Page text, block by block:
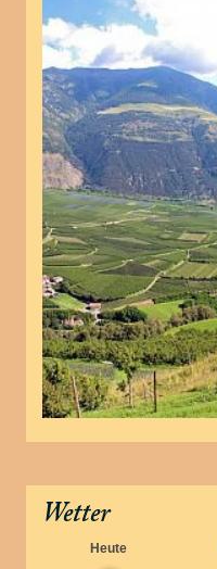
Wetter
Heute